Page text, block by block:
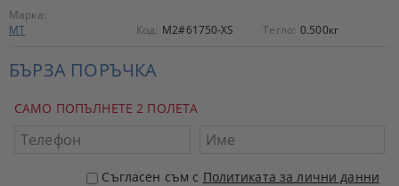
Марка:
MT
Код: M2#61750-XS Тегло: 0.500кг
БЪРЗА ПОРЪЧКА
САМО ПОПЪЛНЕТЕ 2 ПОЛЕТА
Съгласен съм с Политиката за лични данни